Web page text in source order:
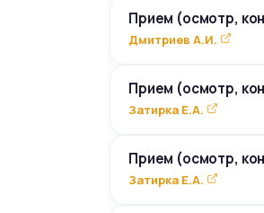
Прием (осмотр,
Дмитриев А.И.
Прием (осмотр,
Затирка Е.А.
Прием (осмотр,
Затирка Е.А.